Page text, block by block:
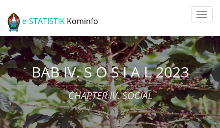
e-STATISTIK Kominfo
BAB IV. S O S I A L 2023
CHAPTER IV. SOCIAL